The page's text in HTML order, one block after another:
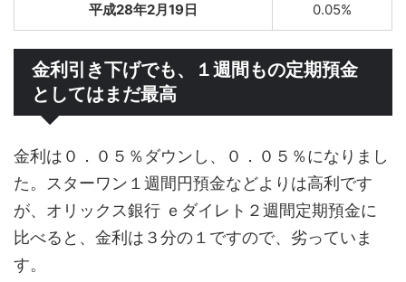
平成28年2月19日 0.05%
金利引き下げでも、１週間もの定期預金
としてはまだ最高
金利は０．０５％ダウンし、０．０５％になりまし
た。スターワン１週間円預金などよりは高利です
が、オリックス銀行 ｅダイレト２週間定期預金に
比べると、金利は３分の１ですので、劣っていま
す。